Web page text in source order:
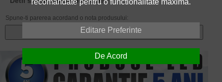
Spune-ti parerea acordand o nota produsului:
Adauga un review
Editare Preferinte
De Acord